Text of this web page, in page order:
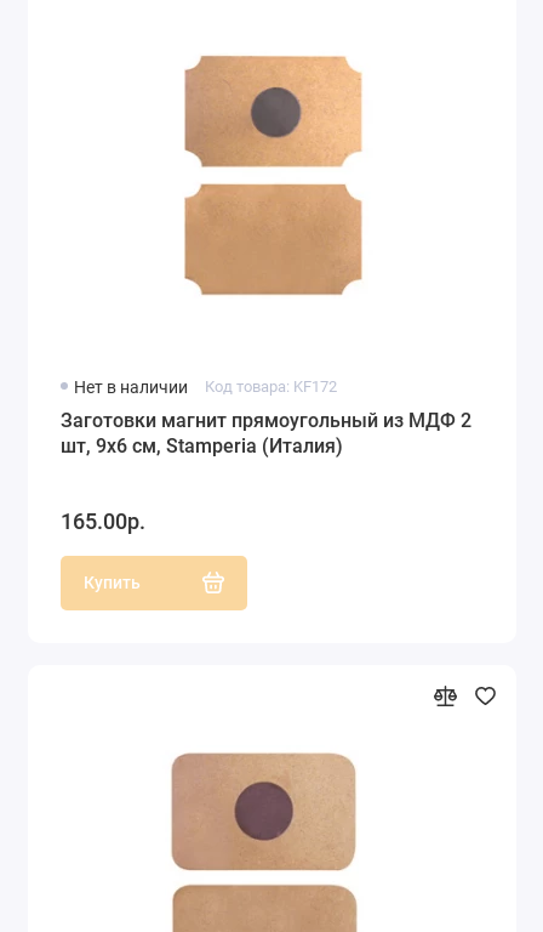
Нет в наличии Код товара: KF172
Заготовки магнит прямоугольный из МДФ 2
шт, 9х6 см, Stamperia (Италия)
165.00р.
Купить